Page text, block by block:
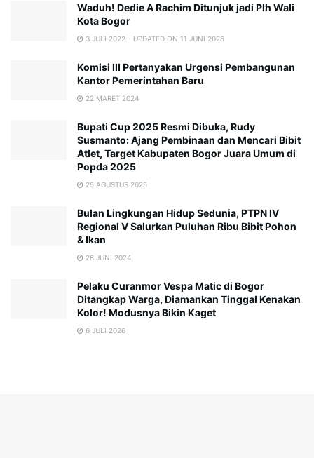
Waduh! Dedie A Rachim Ditunjuk jadi Plh Wali
Kota Bogor
3 JULI 2022 - UPDATED ON 11 JUNI 2026
Komisi III Pertanyakan Urgensi Pembangunan
Kantor Pemerintahan Baru
22 MARET 2024
Bupati Cup 2025 Resmi Dibuka, Rudy
Susmanto: Ajang Pembinaan dan Mencari Bibit
Atlet, Target Kabupaten Bogor Juara Umum di
Popda 2025
25 AGUSTUS 2025
Bulan Lingkungan Hidup Sedunia, PTPN IV
Regional V Salurkan Puluhan Ribu Bibit Pohon
& Ikan
28 JUNI 2024
Pelaku Curanmor Vespa Matic di Bogor
Ditangkap Warga, Diamankan Tinggal Kenakan
Kolor! Modusnya Bikin Kaget
6 JULI 2026